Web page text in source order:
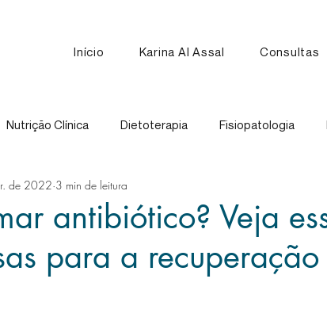
Início Karina Al Assal Consultas
Nutrição Clínica Dietoterapia Fisiopatologia
Esportiva Receitas
antibiótico? Veja
para a
de 2022 3 min de leitura